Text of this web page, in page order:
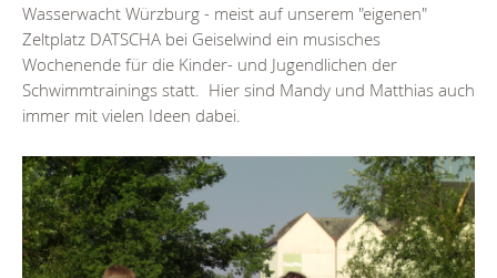
Wasserwacht Würzburg - meist auf unserem "eigenen"
Zeltplatz DATSCHA bei Geiselwind ein musisches
Wochenende für die Kinder- und Jugendlichen der
Schwimmtrainings statt. Hier sind Mandy und Matthias auch
immer mit vielen Ideen dabei.